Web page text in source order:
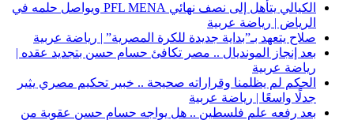
الكيالي يتأهل إلى نصف نهائي PFL MENA ويواصل حلمه في
الرياض | رياضة عربية
صلاح يتعهد بـ”بداية جديدة للكرة المصرية” | رياضة عربية
بعد إنجاز المونديال .. مصر تكافئ حسام حسن بتجديد عقده |
رياضة عربية
الحكم لم يظلمنا وقراراته صحيحة .. خبير تحكيم مصري يثير
جدلًا واسعًا | رياضة عربية
بعد رفعه علم فلسطين .. هل يواجه حسام حسن عقوبة من